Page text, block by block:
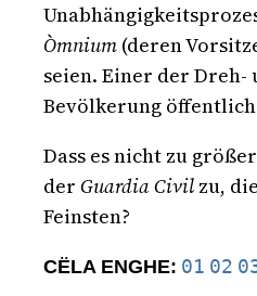
Òmnium (deren
seien. Einer der Dreh-
Bevölkerung
Dass es nicht zu
der Guardia Civil zu,
Feinsten?
CËLA ENGHE: 01 02